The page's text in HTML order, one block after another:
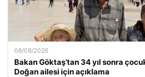
08/08/2026
Bakan Göktaş’tan 34 yıl sonra
Doğan ailesi için açıklama